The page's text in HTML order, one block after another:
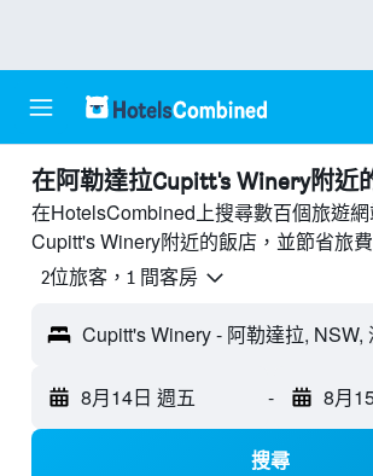
在阿勒達拉Cupitt's Winery附近​
在HotelsCombined上搜尋數百個旅遊
Cupitt's Winery附近的飯店，並節省旅費
2位旅客，1 間客房
Cupitt's Winery - 阿勒達拉, NSW,
8月14日 週五 - 8月
搜尋